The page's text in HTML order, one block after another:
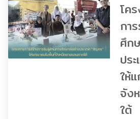
โค
กา
ศึก
ปร
ให้
จัง
ใต้